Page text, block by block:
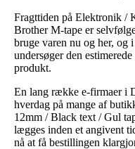
Fragttiden på Elektronik /
Brother M-tape er
bruge varen nu og her, og
undersøger den
produkt.
En lang række e-firmaer i
hverdag på mange af
12mm / Black text / Gul
lægges inden et angivent
nå at få bestillingen